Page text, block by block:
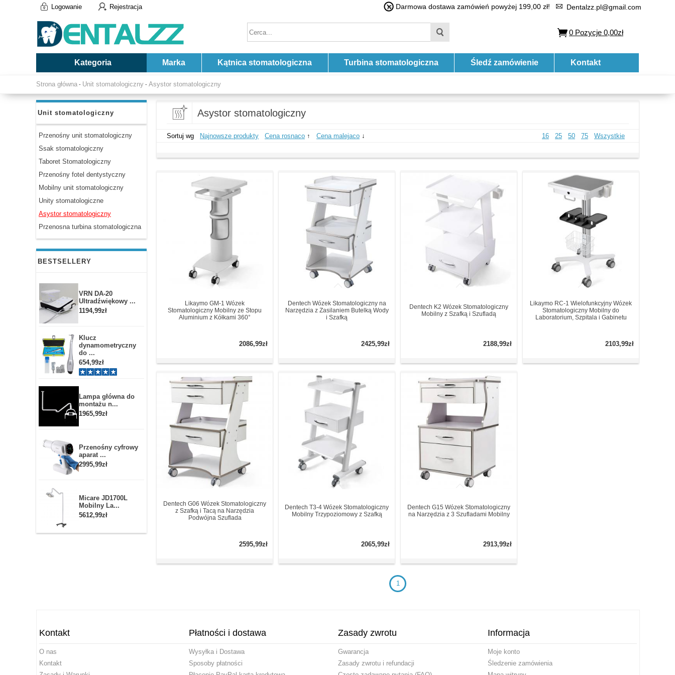
Logowanie Rejestracja Darmowa dostawa zamówień powyżej 199,00 zł! Dentalzz.pl@gmail.com
0 Pozycje 0,00zł
Kategoria Marka Kątnica stomatologiczna Turbina stomatologiczna Śledź zamówienie Kontakt
Strona główna - Unit stomatologiczny - Asystor stomatologiczny
Unit stomatologiczny
Przenośny unit stomatologiczny
Ssak stomatologiczny
Taboret Stomatologiczny
Przenośny fotel dentystyczny
Mobilny unit stomatologiczny
Unity stomatologiczne
Asystor stomatologiczny
Przenosna turbina stomatologiczna
BESTSELLERY
VRN DA-20
Ultradźwiękowy ...
1194,99zł
Klucz
dynamometryczny
do ...
654,99zł
Lampa główna do
montażu n...
1965,99zł
Przenośny cyfrowy
aparat ...
2995,99zł
Micare JD1700L
Mobilny La...
5612,99zł
Asystor stomatologiczny
16 25 50 75 Wszystkie
Sortuj wg Najnowsze produkty Cena rosnaco ↑ Cena malejaco ↓
Likaymo GM-1 Wózek
Stomatologiczny Mobilny ze Stopu
Aluminium z Kółkami 360°
2086,99zł
Dentech Wózek Stomatologiczny na
Narzędzia z Zasilaniem Butelką Wody
i Szafką
2425,99zł
Dentech K2 Wózek Stomatologiczny
Mobilny z Szafką i Szufladą
2188,99zł
Likaymo RC-1 Wielofunkcyjny Wózek
Stomatologiczny Mobilny do
Laboratorium, Szpitala i Gabinetu
2103,99zł
Dentech G06 Wózek Stomatologiczny
z Szafką i Tacą na Narzędzia
Podwójna Szuflada
2595,99zł
Dentech T3-4 Wózek Stomatologiczny
Mobilny Trzypoziomowy z Szafką
2065,99zł
Dentech G15 Wózek Stomatologiczny
na Narzędzia z 3 Szufladami Mobilny
2913,99zł
1
Kontakt
O nas
Kontakt
Płatności i dostawa
Wysyłka i Dostawa
Sposoby płatności
Zasady zwrotu
Gwarancja
Zasady zwrotu i refundacji
Informacja
Moje konto
Śledzenie zamówienia